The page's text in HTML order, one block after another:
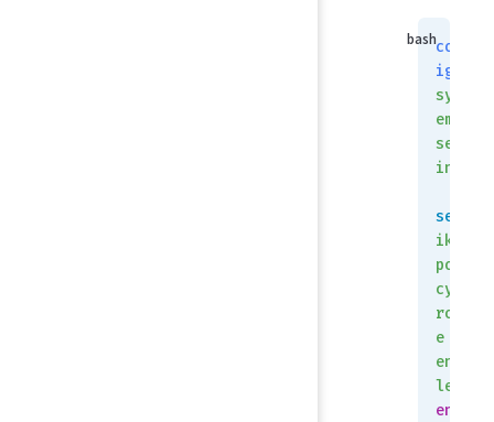
conf
ig
syst
em
sett
ings
set
ike-
poli
cy-
rout
e
enab
le
end